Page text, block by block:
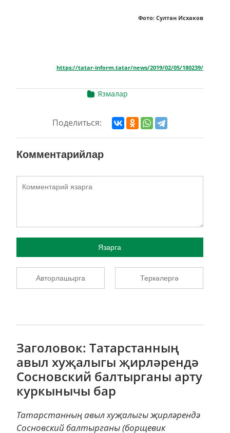
Фото: Султан Исхаков
https://tatar-inform.tatar/news/2019/02/05/180239/
Язмалар
Поделиться:
Комментарийлар
Язарга
Авторлашырга Теркәлергә
Заголовок: Татарстанның
авыл хуҗалыгы җирләрендә
Сосновский балтырганы арту
куркынычы бар
Татарстанның авыл хуҗалыгы җирләрендә
Сосновский балтырганы (борщевик